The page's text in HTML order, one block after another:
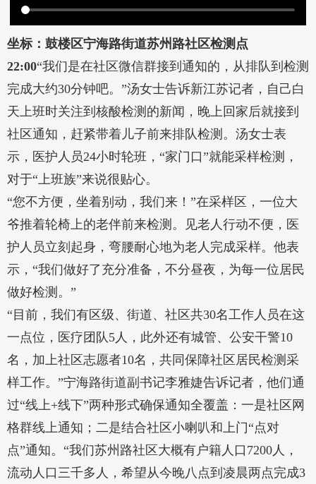
坐标：鼓楼区宁海路街道苏州路社区检测点
22:00“我们是在社区微信群接到通知的，从排队到检测
完成大约30分钟吧。”汤女士告诉新江苏记者，自己白
天上班时关注到核酸检测的新闻，晚上回家后就接到
社区通知，赶紧带着儿子前来排队检测。汤女士表
示，医护人员24小时轮班，“家门口”就能采样检测，
对于“上班族”来说很贴心。
“您不方便，坐着别动，我们来！”在采样区，一位大
爷推着轮椅上的老伴前来检测。见老人行动不便，医
护人员立刻起身，弯腰耐心地为老人完成采样。他表
示，“我们做好了充分准备，不分昼夜，为每一位居民
做好检测。”
“目前，我们有区级、街道、社区共30名工作人员在这
一点位，医疗团队5人，此外还有城管、公安干警10
名，加上社区志愿者10名，共同保障社区居民检测采
样工作。”宁海路街道副书记李雅婕告诉记者，他们通
过“线上+线下”两种形式确保通知全覆盖：一是社区网
格群线上通知；二是结合社区小喇叭和上门“点对
点”通知。“我们苏州路社区大概有户籍人口7200人，
流动人口三千多人，希望从今晚八点到凌晨两点完成3